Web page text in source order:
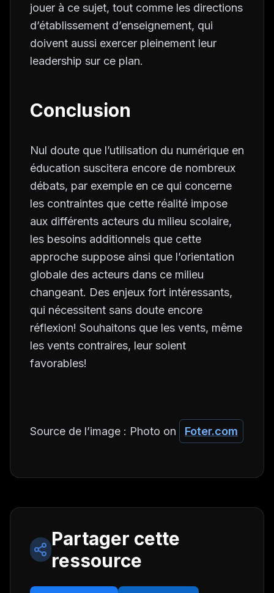
jouer à ce sujet, tout comme les directions
d’établissement d’enseignement, qui
doivent aussi exercer pleinement leur
leadership sur ce plan.
Conclusion
Nul doute que l’utilisation du numérique en
éducation suscitera encore de nombreux
débats, par exemple en ce qui concerne
les contraintes que cette réalité impose
aux différents acteurs du milieu scolaire,
les besoins additionnels que cette
approche suppose ainsi que l’orientation
globale des acteurs dans ce milieu
changeant. Des enjeux fort intéressants,
qui nécessitent sans doute encore
réflexion! Souhaitons que les vents, même
les vents contraires, leur soient
favorables!
Source de l’image : Photo on Foter.com
Partager cette
ressource